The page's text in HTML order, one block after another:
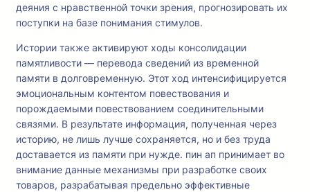
деяния с нравственной точки зрения, прогнозировать их
поступки на базе понимания стимулов.
Истории также активируют ходы консолидации
памятливости — перевода сведений из временной
памяти в долговременную. Этот ход интенсифицируется
эмоциональным контентом повествования и
порождаемыми повествованием соединительными
связями. В результате информация, полученная через
историю, не лишь лучше сохраняется, но и без труда
доставается из памяти при нужде. пин ап принимает во
внимание данные механизмы при разработке своих
товаров, разрабатывая предельно эффективные